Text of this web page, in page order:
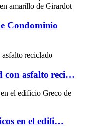
Condominio
con asfalto reci…
en el edifi…